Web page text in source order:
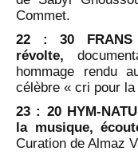
Commet.
22 : 30 FRANS
révolte,
hommage rendu
célèbre « cri pour la
23 : 20 HYM-
la musique,
Curation de Almaz